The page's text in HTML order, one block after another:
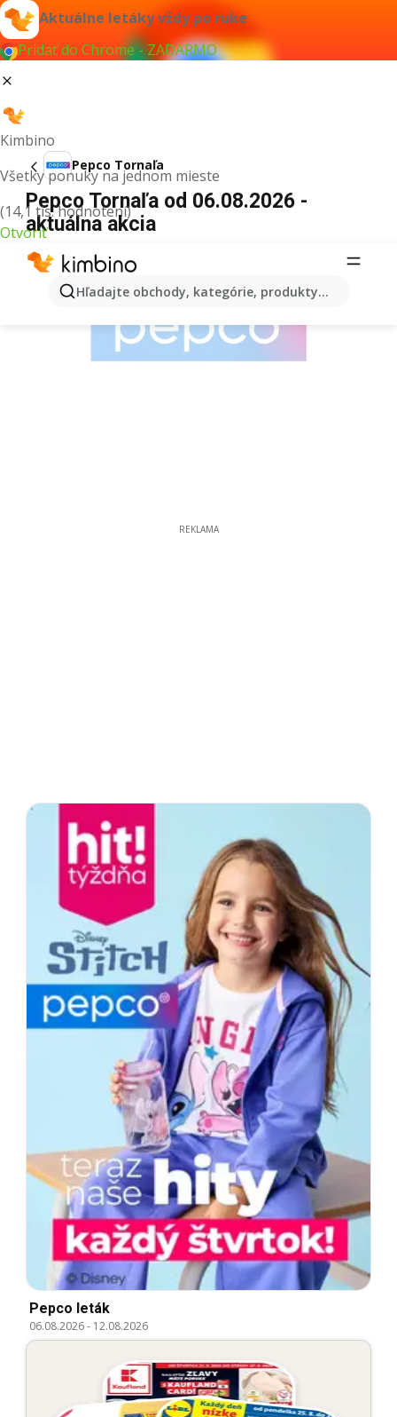
Aktuálne letáky vždy po ruke
Pridať do Chrome - ZADARMO
Kimbino
Všetky ponuky na jednom mieste
(14,1 tis. hodnotení)
Otvoriť
Hľadajte obchody, kategórie, produkty...
Pepco Tornaľa
Pepco Tornaľa od 06.08.2026 -
aktuálna akcia
REKLAMA
Pepco leták
06.08.2026- 12.08.2026